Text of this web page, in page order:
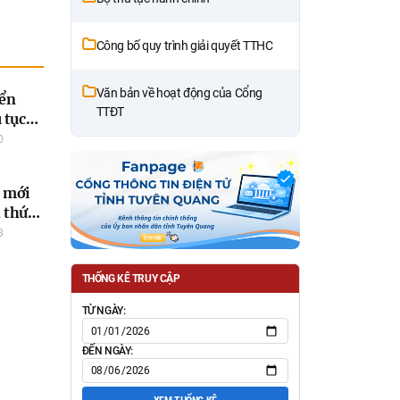
tục
mới
thức
Công bố quy trình giải quyết TTHC
Văn bản về hoạt động của Cổng
TTĐT
THỐNG KÊ TRUY CẬP
TỪ NGÀY:
ĐẾN NGÀY: